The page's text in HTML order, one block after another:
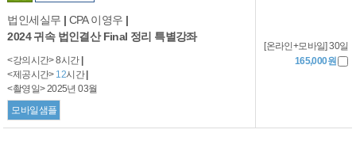
법인세실무 | CPA 이영우 |
2024 귀속 법인결산 Final 정리 특별강좌
<강의시간> 8시간
<제공시간> 12시간
<촬영일> 2025년 03월
모바일샘플
[온라인+모바일] 30일
165,000원